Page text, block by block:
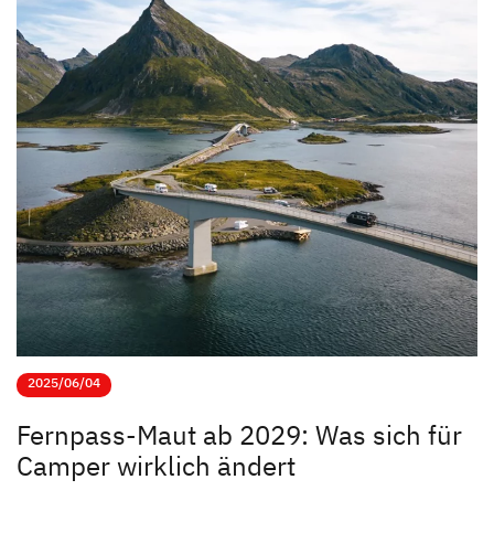
2025/06/04
Fernpass-Maut ab 2029: Was sich für
Camper wirklich ändert